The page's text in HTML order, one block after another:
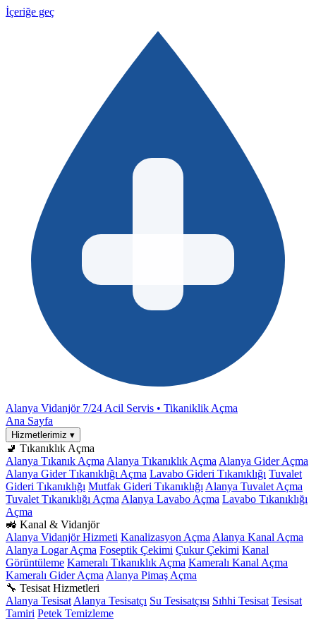
İçeriğe geç
Alanya Vidanjör 7/24 Acil Servis • Tikaniklik Açma
Ana Sayfa
Hizmetlerimiz ▾
🚽 Tıkanıklık Açma
Alanya Tıkanık Açma Alanya Tıkanıklık Açma Alanya Gider Açma
Alanya Gider Tıkanıklığı Açma Lavabo Gideri Tıkanıklığı Tuvalet
Gideri Tıkanıklığı Mutfak Gideri Tıkanıklığı Alanya Tuvalet Açma
Tuvalet Tıkanıklığı Açma Alanya Lavabo Açma Lavabo Tıkanıklığı
Açma
🚜 Kanal & Vidanjör
Alanya Vidanjör Hizmeti Kanalizasyon Açma Alanya Kanal Açma
Alanya Logar Açma Foseptik Çekimi Çukur Çekimi Kanal
Görüntüleme Kameralı Tıkanıklık Açma Kameralı Kanal Açma
Kameralı Gider Açma Alanya Pimaş Açma
🔧 Tesisat Hizmetleri
Alanya Tesisat Alanya Tesisatçı Su Tesisatçısı Sıhhi Tesisat Tesisat
Tamiri Petek Temizleme